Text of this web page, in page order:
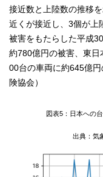
接近数と上陸数の推移
近くが接近し、3個が上
被害をもたらした平成
約780億円の被害、東
00台の車両に約645億
険協会）
図表5：日本への
出典：気